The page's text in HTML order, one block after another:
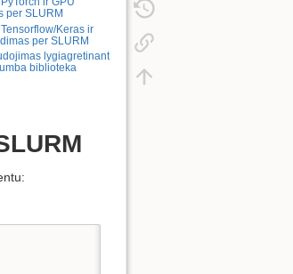
per SLURM
Keras ir
per SLURM
lygiagretinant
biblioteka